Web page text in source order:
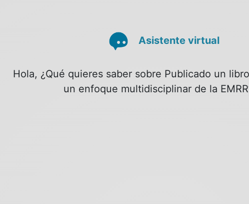
Asistente virtual
Hola, ¿Qué quieres saber sobre Publicado un
un enfoque multidisciplinar de la